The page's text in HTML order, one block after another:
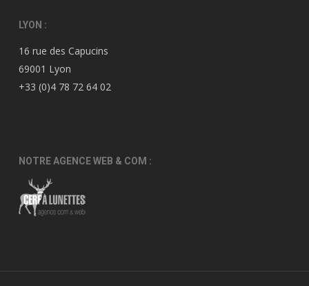
LYON :
16 rue des Capucins
69001 Lyon
+33 (0)4 78 72 64 02
NOTRE AGENCE WEB & COM :